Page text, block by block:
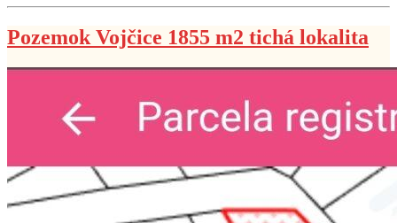
Pozemok Vojčice 1855 m2 tichá lokalita